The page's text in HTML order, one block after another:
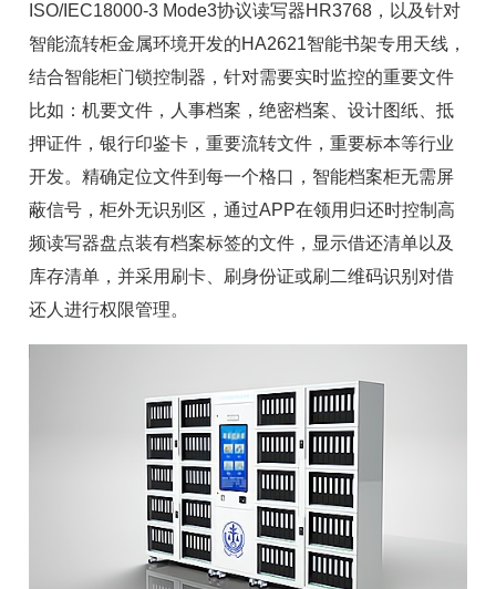
ISO/IEC18000-3 Mode3协议读写器HR3768，以及针对
智能流转柜金属环境开发的HA2621智能书架专用天线 ，
结合智能柜门锁控制器，针对需要实时监控的重要文件
比如： 机要文件 ，人事档案，绝密档案、设计图纸、抵
押证件，银行印鉴卡，重要流转文件，重要标本等行业
开发。精确定位文件到每一个格口，智能档案柜无需屏
蔽信号，柜外无识别区，通过APP在领用归还时控制高
频读写器盘点装有档案标签的文件，显示借还清单以及
库存清单，并采用刷卡、刷身份证或刷二维码识别对借
还人进行权限管理。